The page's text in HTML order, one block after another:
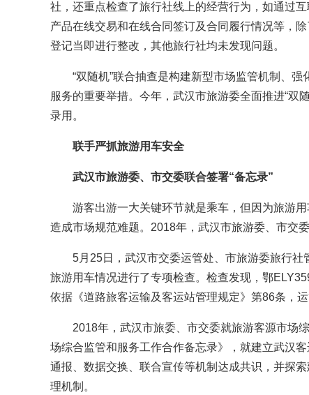
社，还重点检查了旅行社线上的经营行为，如通过
产品在线交易和在线合同签订及合同履行情况等，
登记当即进行整改，其他旅行社均未发现问题。
“双随机”联合抽查是构建新型市场监管机制、强
服务的重要举措。今年，武汉市旅游委全面推进“双
录用。
联手严抓旅游用车安全
武汉市旅游委、市交委联合签署“备忘录”
游客出游一大关键环节就是乘车，但因为旅游用
造成市场规范难题。2018年，武汉市旅游委、市交
5月25日，武汉市交委运管处、市旅游委旅行社
旅游用车情况进行了专项检查。检查发现，鄂
依据《道路旅客运输及客运站管理规定》第86条，
2018年，武汉市旅委、市交委就旅游客源市场综
场综合监管和服务工作合作备忘录》，就建立武汉
通报、数据交换、联合宣传等机制达成共识，并探
理机制。